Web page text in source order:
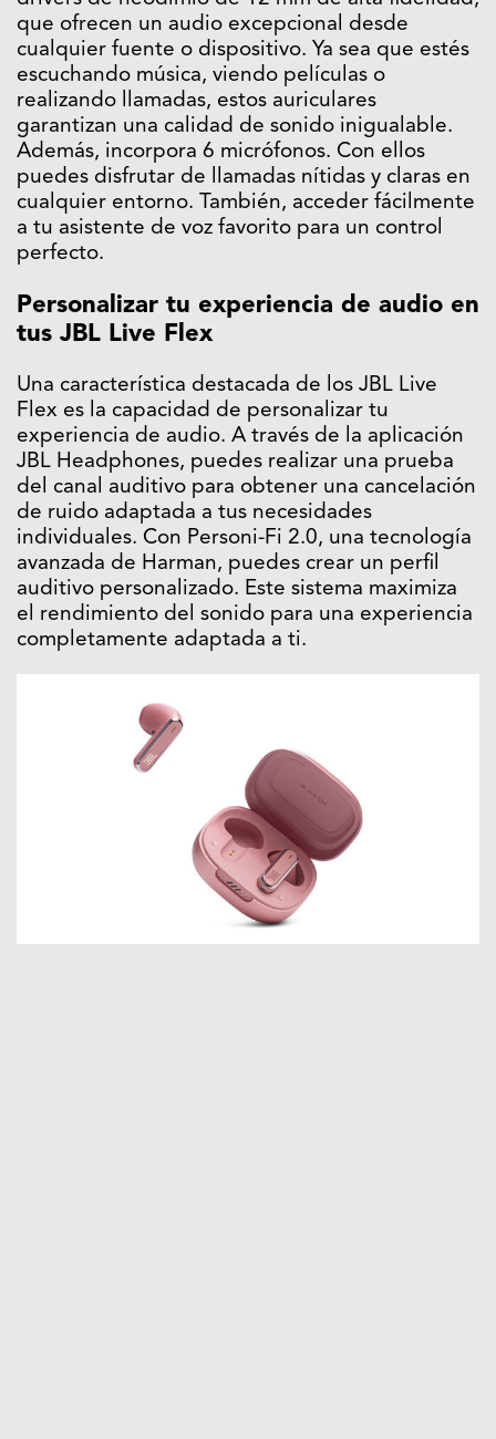
que ofrecen un audio excepcional desde
cualquier fuente o dispositivo. Ya sea que estés
escuchando música, viendo películas o
realizando llamadas, estos auriculares
garantizan una calidad de sonido inigualable.
Además, incorpora 6 micrófonos. Con ellos
puedes disfrutar de llamadas nítidas y claras en
cualquier entorno. También, acceder fácilmente
a tu asistente de voz favorito para un control
perfecto.
Personalizar tu experiencia de audio en
tus JBL Live Flex
Una característica destacada de los JBL Live
Flex es la capacidad de personalizar tu
experiencia de audio. A través de la aplicación
JBL Headphones, puedes realizar una prueba
del canal auditivo para obtener una cancelación
de ruido adaptada a tus necesidades
individuales. Con Personi-Fi 2.0, una tecnología
avanzada de Harman, puedes crear un perfil
auditivo personalizado. Este sistema maximiza
el rendimiento del sonido para una experiencia
completamente adaptada a ti.